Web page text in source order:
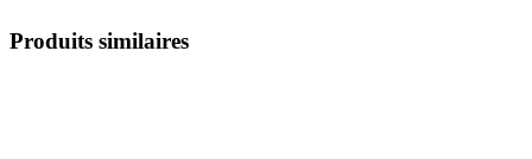
Produits similaires